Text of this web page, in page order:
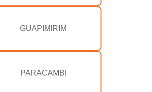
GUAPIMIRIM
PARACAMBI